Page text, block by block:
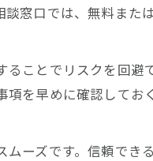
窓口では、無料また
ことでリスクを回避
を早めに確認してお
ーズです。信頼でき